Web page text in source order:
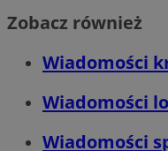
Zobacz również
Wiadomości
Wiadomości
Wiadomości